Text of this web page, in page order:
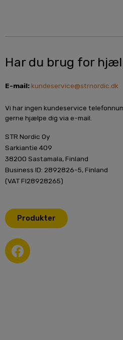
Har du brug for
E-mail:kundeservice@strnordic.dk
Vi har ingen kundeservice
gerne hjælpe dig via e-mail.
STR Nordic Oy
Sarkiantie 409
38200 Sastamala, Finland
Business ID: 2892826-5, Finland
(VAT FI28928265)
Produkter
F
a